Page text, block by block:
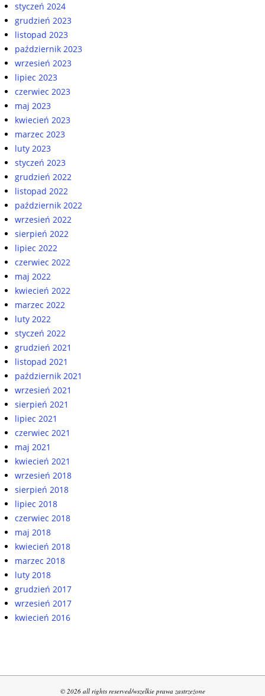
styczeń 2024
grudzień 2023
listopad 2023
październik 2023
wrzesień 2023
lipiec 2023
czerwiec 2023
maj 2023
kwiecień 2023
marzec 2023
luty 2023
styczeń 2023
grudzień 2022
listopad 2022
październik 2022
wrzesień 2022
sierpień 2022
lipiec 2022
czerwiec 2022
maj 2022
kwiecień 2022
marzec 2022
luty 2022
styczeń 2022
grudzień 2021
listopad 2021
październik 2021
wrzesień 2021
sierpień 2021
lipiec 2021
czerwiec 2021
maj 2021
kwiecień 2021
wrzesień 2018
sierpień 2018
lipiec 2018
czerwiec 2018
maj 2018
kwiecień 2018
marzec 2018
luty 2018
grudzień 2017
wrzesień 2017
kwiecień 2016
© 2026 all rights reserved/wszelkie prawa zastrzeżone